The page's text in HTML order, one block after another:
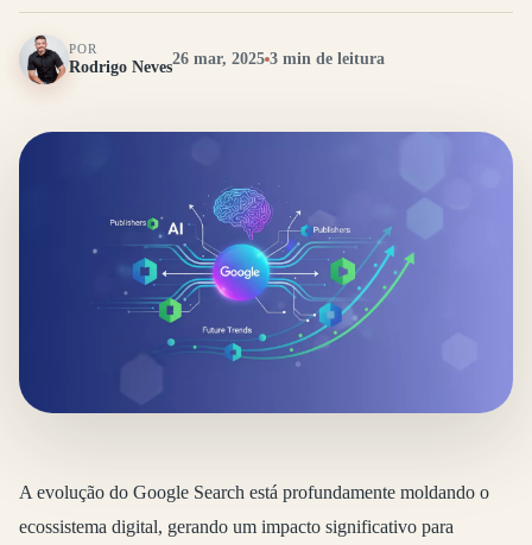
POR
Rodrigo Neves26 mar, 2025 3 min de leitura
A evolução do Google Search está profundamente moldando o
ecossistema digital, gerando um impacto significativo para